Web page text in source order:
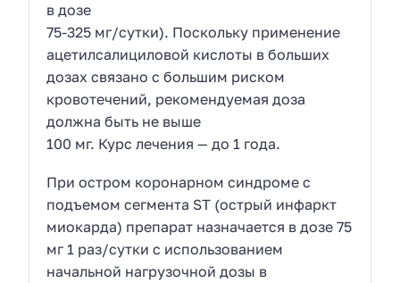
в дозе
75-325 мг/сутки). Поскольку применение
ацетилсалициловой кислоты в больших
дозах связано с большим риском
кровотечений, рекомендуемая доза
должна быть не выше
100 мг. Курс лечения — до 1 года.
При остром коронарном синдроме с
подъемом сегмента ST (острый инфаркт
миокарда) препарат назначается в дозе 75
мг 1 раз/сутки с использованием
начальной нагрузочной дозы в